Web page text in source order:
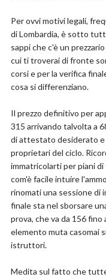
Per ovvi motivi legali,
di Lombardia, è sotto
sappi che c'è un
cui ti troverai di fronte
corsi e per la verifica
cosa si differenziano.
Il prezzo definitivo per
315 arrivando talvolta a
di attestato desiderato
proprietari del ciclo.
immatricolarti per piani di
com'è facile intuire
rinomati una sessione di
finale sta nel sborsare
prova, che va da 156
elemento muta casomai
istruttori.
Medita sul fatto che